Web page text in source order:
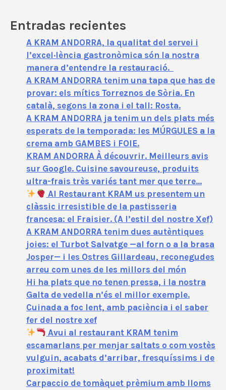
Entradas recientes
A KRAM ANDORRA, la qualitat del servei i
l’excel·lència gastronòmica són la nostra
manera d’entendre la restauració.
A KRAM ANDORRA tenim una tapa que has de
provar: els mítics Torreznos de Sòria. En
català, segons la zona i el tall: Rosta.
A KRAM ANDORRA ja tenim un dels plats més
esperats de la temporada: les MÚRGULES a la
crema amb GAMBES i FOIE.
KRAM ANDORRA À découvrir. Meilleurs avis
sur Google. Cuisine savoureuse, produits
ultra-frais très variés tant mer que terre…
Al Restaurant KRAM us presentem un
clàssic irresistible de la pastisseria
francesa: el Fraisier. (A l’estil del nostre Xef)
A KRAM ANDORRA tenim dues autèntiques
joies: el Turbot Salvatge —al forn o a la brasa
Josper— i les Ostres Gillardeau, reconegudes
arreu com unes de les millors del món
Hi ha plats que no tenen pressa, i la nostra
Galta de vedella n’és el millor exemple.
Cuinada a foc lent, amb paciència i el saber
fer del nostre xef
Avui al restaurant KRAM tenim
escamarlans per menjar saltats o com vostès
vulguin, acabats d’arribar, fresquíssims i de
proximitat!
Carpaccio de tomàquet prèmium amb lloms